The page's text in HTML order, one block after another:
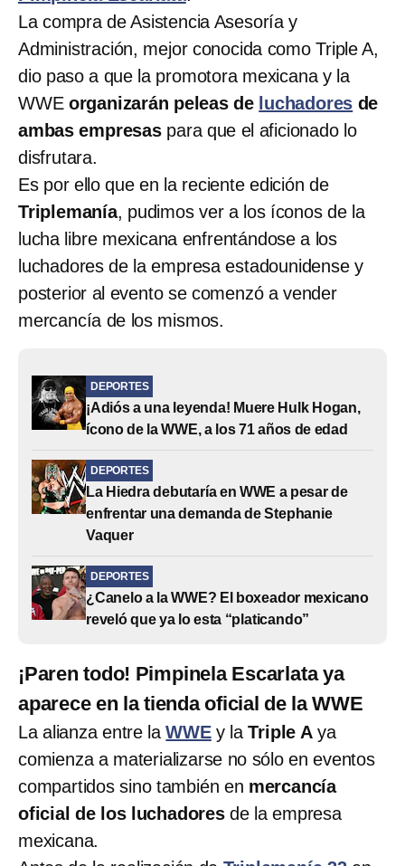
La compra de Asistencia Asesoría y
Administración, mejor conocida como Triple A,
dio paso a que la promotora mexicana y la
WWE organizarán peleas de luchadores de
ambas empresas para que el aficionado lo
disfrutara.
Es por ello que en la reciente edición de
Triplemanía, pudimos ver a los íconos de la
lucha libre mexicana enfrentándose a los
luchadores de la empresa estadounidense y
posterior al evento se comenzó a vender
mercancía de los mismos.
DEPORTES
¡Adiós a una leyenda! Muere Hulk Hogan,
ícono de la WWE, a los 71 años de edad
DEPORTES
La Hiedra debutaría en WWE a pesar de
enfrentar una demanda de Stephanie
Vaquer
DEPORTES
¿Canelo a la WWE? El boxeador mexicano
reveló que ya lo esta “platicando”
¡Paren todo! Pimpinela Escarlata ya
aparece en la tienda oficial de la WWE
La alianza entre laWWEy laTriple Aya
comienza a materializarse no sólo en eventos
compartidos sino también en mercancía
oficial de los luchadoresde la empresa
mexicana.